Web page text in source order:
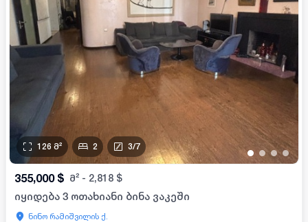
• • • •
126 მ² 2 3/7
355,000 $ მ² - 2,818 $
იყიდება 3 ოთახიანი ბინა ვაკეში
ნინო რამიშვილის ქ.